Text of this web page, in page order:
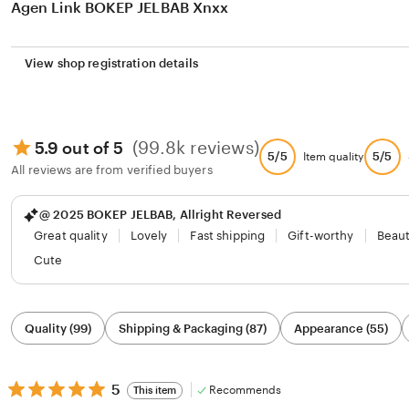
Agen Link BOKEP JELBAB Xnxx
View shop registration details
5.9 out of 5 (99.8k reviews)
All reviews are from verified buyers
5/5 Item quality 5/5
@ 2025 BOKEP JELBAB, Allright Reversed
Great quality
Lovely Fast shipping Gift-worthy
Cute
Filter
by
category
Quality (99) Shipping & Packaging (87) Appearance (55)
5
out
5 This item Recommends